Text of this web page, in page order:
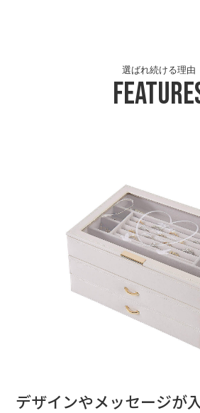
選ばれ続ける理由
デザインやメッセージが